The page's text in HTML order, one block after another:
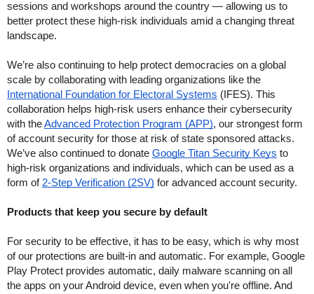
sessions and workshops around the country — allowing us to
better protect these high-risk individuals amid a changing threat
landscape.
We’re also continuing to help protect democracies on a global
International Foundation for Electoral Systems (IFES). This
collaboration helps high-risk users enhance their cybersecurity
with the Advanced Protection Program (APP), our strongest form
of account security for those at risk of state sponsored attacks.
We’ve also continued to donate Google Titan Security Keys to
high-risk organizations and individuals, which can be used as a
form of 2-Step Verification (2SV) for advanced account security.
Products that keep you secure by default
For security to be effective, it has to be easy, which is why most
of our protections are built-in and automatic. For example, Google
Play Protect provides automatic, daily malware scanning on all
the apps on your Android device, even when you're offline. And